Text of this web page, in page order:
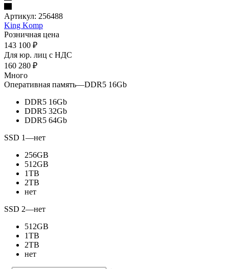
Артикул: 256488
King Komp
Розничная цена
143 100 ₽
Для юр. лиц c НДС
160 280 ₽
Много
Оперативная память—DDR5 16Gb
DDR5 16Gb
DDR5 32Gb
DDR5 64Gb
SSD 1—нет
256GB
512GB
1TB
2TB
нет
SSD 2—нет
512GB
1TB
2TB
нет